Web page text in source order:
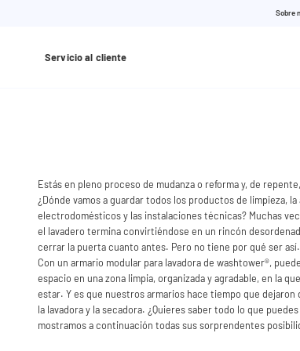
Sobre
Servicio al cliente
Estás en pleno proceso de mudanza o reforma y, de
¿Dónde vamos a guardar todos los productos de limpieza, la
electrodomésticos y las instalaciones técnicas? Muchas
el lavadero termina convirtiéndose en un rincón
cerrar la puerta cuanto antes. Pero no tiene por qué ser así.
Con un armario modular para lavadora de washtower®,
espacio en una zona limpia, organizada y agradable, en la
estar. Y es que nuestros armarios hace tiempo que
la lavadora y la secadora. ¿Quieres saber todo lo que
mostramos a continuación todas sus sorprendentes